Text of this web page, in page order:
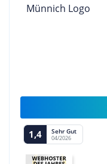
1,4 Sehr Gut
04/2026